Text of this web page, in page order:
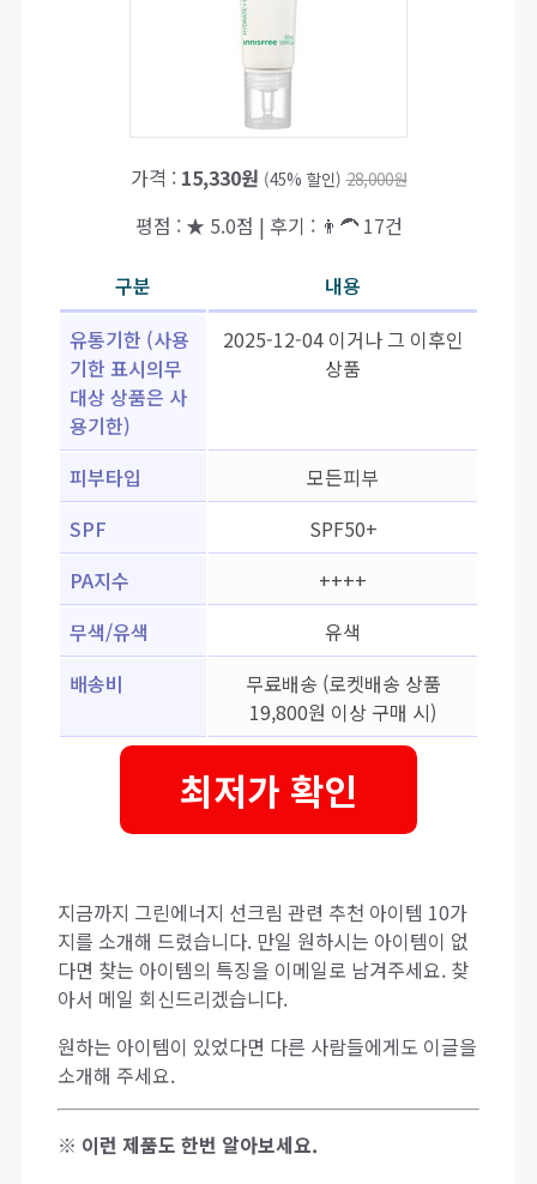
가격 : 15,330원 (45% 할인) 28,000원
평점 : ★ 5.0점 | 후기 : 👨‍🦱 17건
구분
내용
유통기한 (사용
기한 표시의무
대상 상품은 사
용기한)
2025-12-04 이거나 그 이후인
상품
피부타입
모든피부
SPF
SPF50+
PA지수
++++
무색/유색
유색
배송비
무료배송 (로켓배송 상품
19,800원 이상 구매 시)
최저가 확인
지금까지 그린에너지 선크림 관련 추천 아이템 10가
지를 소개해 드렸습니다. 만일 원하시는 아이템이 없
다면 찾는 아이템의 특징을 이메일로 남겨주세요. 찾
아서 메일 회신드리겠습니다.
원하는 아이템이 있었다면 다른 사람들에게도 이글을
소개해 주세요.
※ 이런 제품도 한번 알아보세요.